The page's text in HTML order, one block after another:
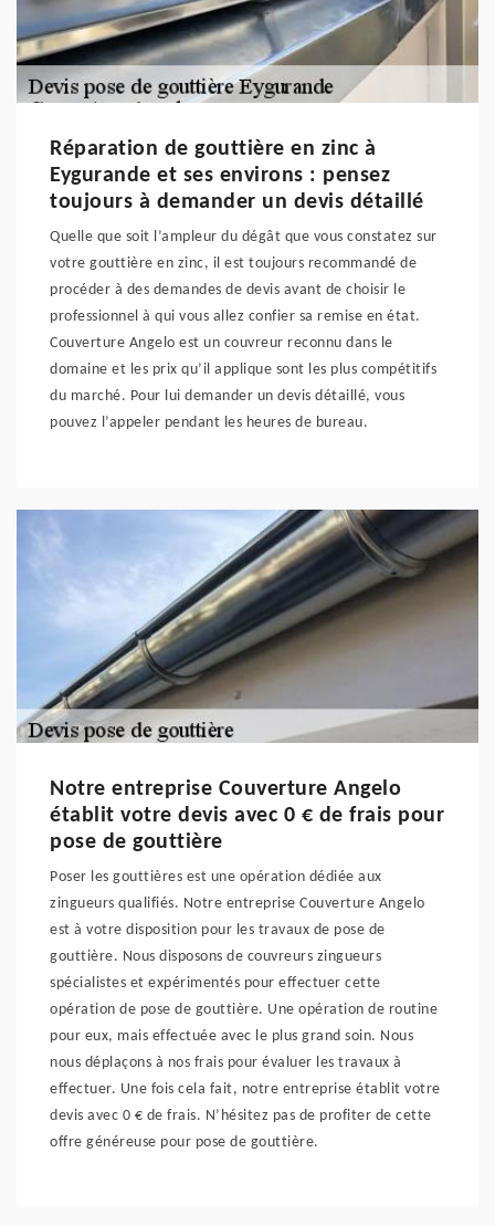
Réparation de gouttière en zinc à
Eygurande et ses environs : pensez
toujours à demander un devis détaillé
Quelle que soit l’ampleur du dégât que vous constatez sur
votre gouttière en zinc, il est toujours recommandé de
procéder à des demandes de devis avant de choisir le
professionnel à qui vous allez confier sa remise en état.
Couverture Angelo est un couvreur reconnu dans le
domaine et les prix qu’il applique sont les plus compétitifs
du marché. Pour lui demander un devis détaillé, vous
pouvez l’appeler pendant les heures de bureau.
Notre entreprise Couverture Angelo
établit votre devis avec 0 € de frais pour
pose de gouttière
Poser les gouttières est une opération dédiée aux
zingueurs qualifiés. Notre entreprise Couverture Angelo
est à votre disposition pour les travaux de pose de
gouttière. Nous disposons de couvreurs zingueurs
spécialistes et expérimentés pour effectuer cette
opération de pose de gouttière. Une opération de routine
pour eux, mais effectuée avec le plus grand soin. Nous
nous déplaçons à nos frais pour évaluer les travaux à
effectuer. Une fois cela fait, notre entreprise établit votre
devis avec 0 € de frais. N’hésitez pas de profiter de cette
offre généreuse pour pose de gouttière.